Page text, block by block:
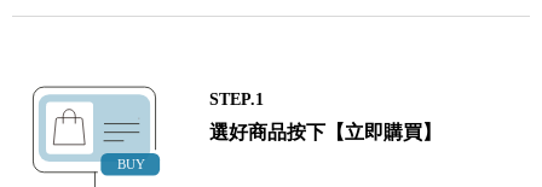
STEP.1
選好商品按下【立即購買】